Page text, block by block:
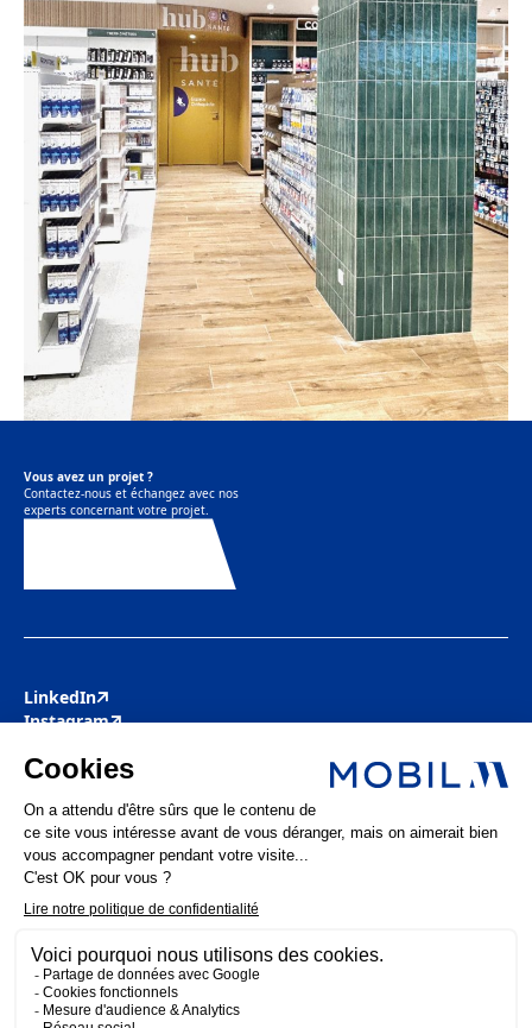
Vous avez un projet ?
Contactez-nous et échangez avec nos
experts concernant votre projet.
LinkedIn
Instagram
Facebook
Actualités